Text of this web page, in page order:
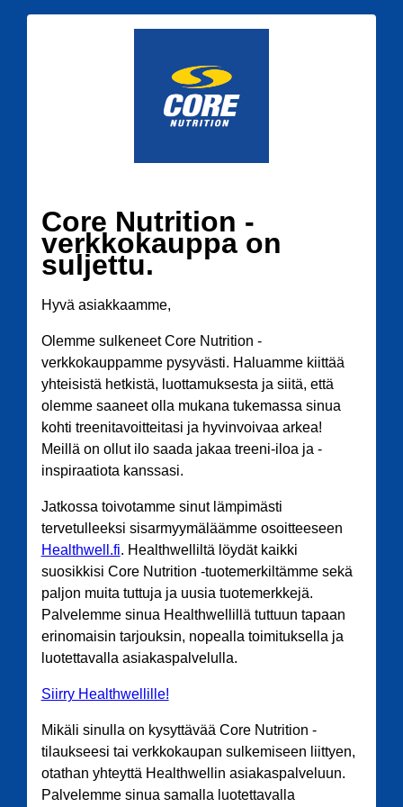
Core Nutrition -
verkkokauppa on
suljettu.
Hyvä asiakkaamme,
Olemme sulkeneet Core Nutrition -
verkkokauppamme pysyvästi. Haluamme kiittää
yhteisistä hetkistä, luottamuksesta ja siitä, että
olemme saaneet olla mukana tukemassa sinua
kohti treenitavoitteitasi ja hyvinvoivaa arkea!
Meillä on ollut ilo saada jakaa treeni-iloa ja -
inspiraatiota kanssasi.
Jatkossa toivotamme sinut lämpimästi
tervetulleeksi sisarmyymäläämme osoitteeseen
Healthwell.fi. Healthwelliltä löydät kaikki
suosikkisi Core Nutrition -tuotemerkiltämme sekä
paljon muita tuttuja ja uusia tuotemerkkejä.
Palvelemme sinua Healthwellillä tuttuun tapaan
erinomaisin tarjouksin, nopealla toimituksella ja
luotettavalla asiakaspalvelulla.
Siirry Healthwellille!
Mikäli sinulla on kysyttävää Core Nutrition -
tilaukseesi tai verkkokaupan sulkemiseen liittyen,
otathan yhteyttä Healthwellin asiakaspalveluun.
Palvelemme sinua samalla luotettavalla